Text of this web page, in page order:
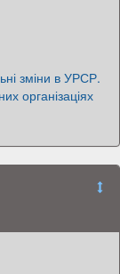
зміни в УРСР.
організаціях